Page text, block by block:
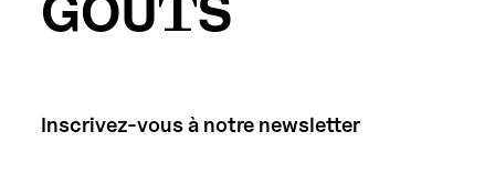
GOÛTS
Inscrivez-vous à notre newsletter